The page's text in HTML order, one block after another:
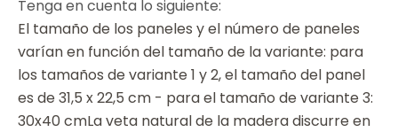
Tenga en cuenta lo siguiente:
El tamaño de los paneles y el número de paneles
varían en función del tamaño de la variante: para
los tamaños de variante 1 y 2, el tamaño del panel
es de 31,5 x 22,5 cm - para el tamaño de variante 3:
30x40 cmLa veta natural de la madera discurre en